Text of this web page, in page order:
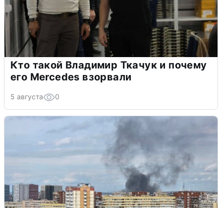
Кто такой Владимир Ткачук и почему
его Mercedes взорвали
5 августа 0